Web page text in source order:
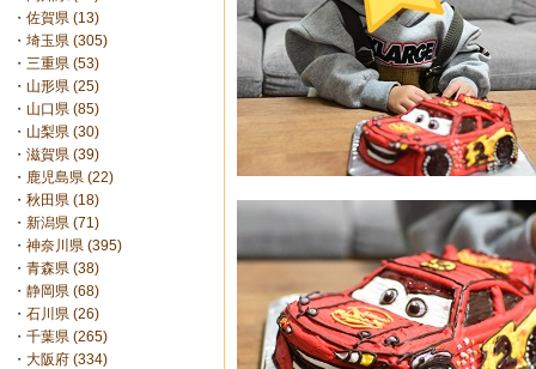
・ 佐賀県 (13)
・ 埼玉県 (305)
・ 三重県 (53)
・ 山形県 (25)
・ 山口県 (85)
・ 山梨県 (30)
・ 滋賀県 (39)
・ 鹿児島県 (22)
・ 秋田県 (18)
・ 新潟県 (71)
・ 神奈川県 (395)
・ 青森県 (38)
・ 静岡県 (68)
・ 石川県 (26)
・ 千葉県 (265)
・ 大阪府 (334)